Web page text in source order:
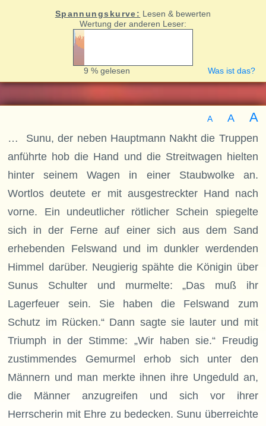
Spannungskurve: Lesen & bewerten
Wertung der anderen Leser:
9 % gelesen Was ist das?
A A A
… Sunu, der neben Hauptmann Nakht die Truppen
anführte hob die Hand und die Streitwagen hielten
hinter seinem Wagen in einer Staubwolke an.
Wortlos deutete er mit ausgestreckter Hand nach
vorne. Ein undeutlicher rötlicher Schein spiegelte
sich in der Ferne auf einer sich aus dem Sand
erhebenden Felswand und im dunkler werdenden
Himmel darüber. Neugierig spähte die Königin über
Sunus Schulter und murmelte: „Das muß ihr
Lagerfeuer sein. Sie haben die Felswand zum
Schutz im Rücken.“ Dann sagte sie lauter und mit
Triumph in der Stimme: „Wir haben sie.“ Freudig
zustimmendes Gemurmel erhob sich unter den
Männern und man merkte ihnen ihre Ungeduld an,
die Männer anzugreifen und sich vor ihrer
Herrscherin mit Ehre zu bedecken. Sunu überreichte